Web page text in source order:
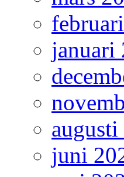
januari
augusti
juni